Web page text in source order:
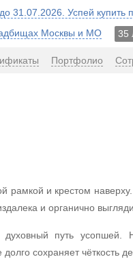
31.07.2026. Успей
Москвы и МО 35
Портфолио
и крестом
и органично
путь
сохраняет чёткость